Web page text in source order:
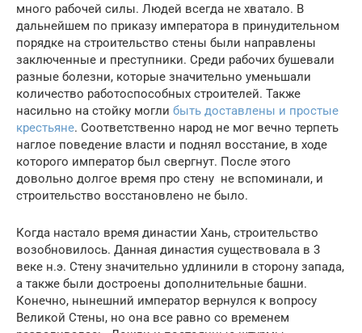
много рабочей силы. Людей всегда не хватало. В
дальнейшем по приказу императора в принудительном
порядке на строительство стены были направлены
заключенные и преступники. Среди рабочих бушевали
разные болезни, которые значительно уменьшали
количество работоспособных строителей. Также
насильно на стойку могли быть доставлены и простые
крестьяне. Соответственно народ не мог вечно терпеть
наглое поведение власти и поднял восстание, в ходе
которого император был свергнут. После этого
довольно долгое время про стену не вспоминали, и
строительство восстановлено не было.
Когда настало время династии Хань, строительство
возобновилось. Данная династия существовала в 3
веке н.э. Стену значительно удлинили в сторону запада,
а также были достроены дополнительные башни.
Конечно, нынешний император вернулся к вопросу
Великой Стены, но она все равно со временем